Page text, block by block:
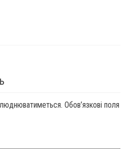
Обов’язкові поля